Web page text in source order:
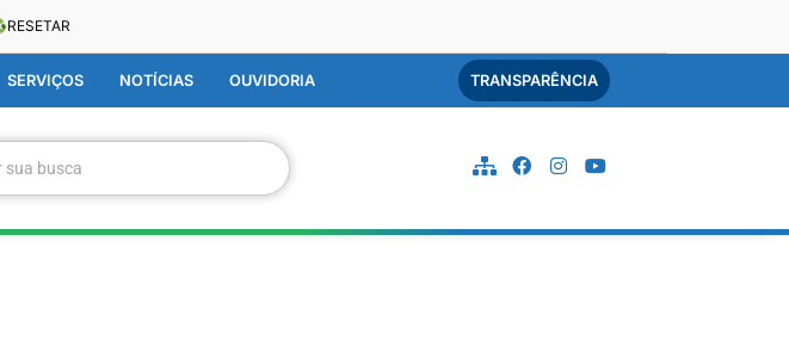
RESETAR
SERVIÇOS NOTÍCIAS OUVIDORIA TRANSPARÊNCIA
sua busca